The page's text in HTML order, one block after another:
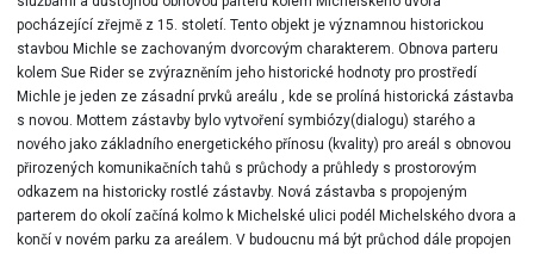
pocházející zřejmě z 15. století. Tento objekt je významnou historickou
stavbou Michle se zachovaným dvorcovým charakterem. Obnova parteru
kolem Sue Rider se zvýrazněním jeho historické hodnoty pro prostředí
Michle je jeden ze zásadní prvků areálu , kde se prolíná historická zástavba
s novou. Mottem zástavby bylo vytvoření symbiózy(dialogu) starého a
nového jako základního energetického přínosu (kvality) pro areál s obnovou
přirozených komunikačních tahů s průchody a průhledy s prostorovým
odkazem na historicky rostlé zástavby. Nová zástavba s propojeným
parterem do okolí začíná kolmo k Michelské ulici podél Michelského dvora a
končí v novém parku za areálem. V budoucnu má být průchod dále propojen